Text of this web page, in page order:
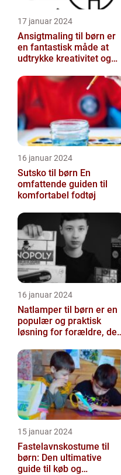
17 januar 2024
Ansigtmaling til børn er
en fantastisk måde at
udtrykke kreativitet og
16 januar 2024
Sutsko til børn En
omfattende guiden til
komfortabel fodtøj
16 januar 2024
Natlamper til børn er en
populær og praktisk
løsning for forældre, der
beroligend...
15 januar 2024
Fastelavnskostume til
børn: Den ultimative
guide til køb og